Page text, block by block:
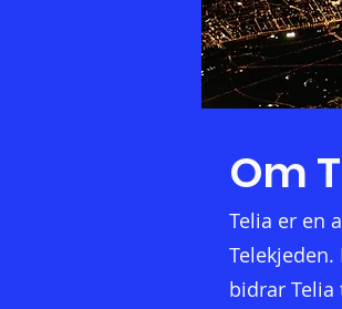
Om
Telia er en
bidrar